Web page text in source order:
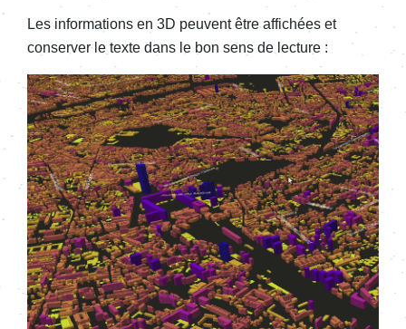
Les informations en 3D peuvent être affichées et
conserver le texte dans le bon sens de lecture :